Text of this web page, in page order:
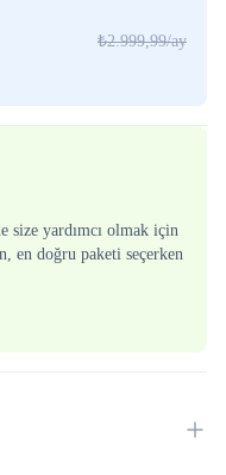
₺2.999,99/ay
size yardımcı olmak için
en doğru paketi seçerken